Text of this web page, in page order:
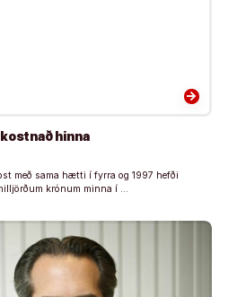
arrow_forward
hinna
með sama hætti í fyrra og 1997 hefði
krónum minna í …